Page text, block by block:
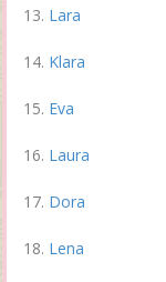
Lara
Klara
Eva
Laura
Dora
Lena